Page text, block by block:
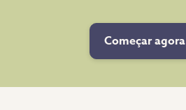
Começar agora